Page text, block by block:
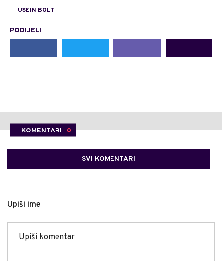
USEIN BOLT
PODIJELI
KOMENTARI 0
SVI KOMENTARI
Upiši ime